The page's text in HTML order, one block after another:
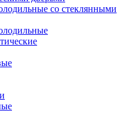
со стеклянными